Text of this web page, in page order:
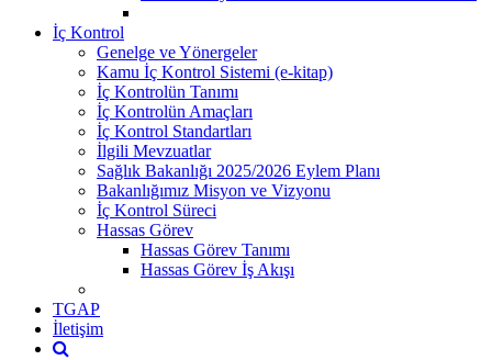
İç Kontrol
Genelge ve Yönergeler
Kamu İç Kontrol Sistemi (e-kitap)
İç Kontrolün Tanımı
İç Kontrolün Amaçları
İç Kontrol Standartları
İlgili Mevzuatlar
Sağlık Bakanlığı 2025/2026 Eylem Planı
Bakanlığımız Misyon ve Vizyonu
İç Kontrol Süreci
Hassas Görev
Hassas Görev Tanımı
Hassas Görev İş Akışı
TGAP
İletişim